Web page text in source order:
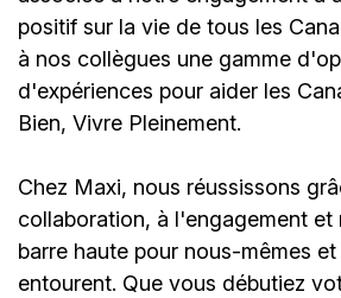
positif sur la vie de tous les
à nos collègues une gamme
d'expériences pour aider les
Bien, Vivre Pleinement.
Chez Maxi, nous réussissons
collaboration, à l'engagement et
barre haute pour nous-mêmes
entourent. Que vous débutiez